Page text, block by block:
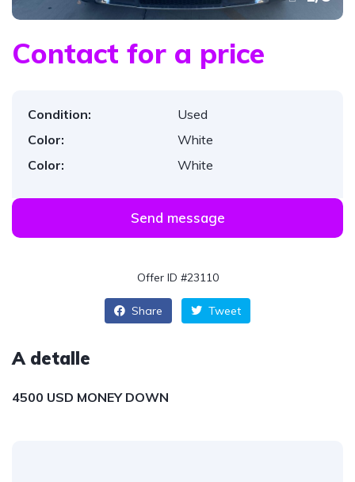
Contact for a price
Condition:
Used
Color:
White
Color:
White
Send message
Offer ID #23110
Share Tweet
A detalle
4500 USD MONEY DOWN